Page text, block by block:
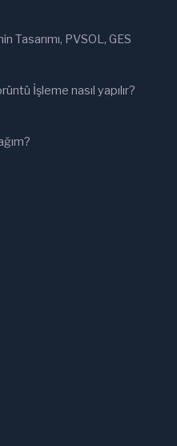
Tasarımı, PVSOL, GES
İşleme nasıl yapılır?